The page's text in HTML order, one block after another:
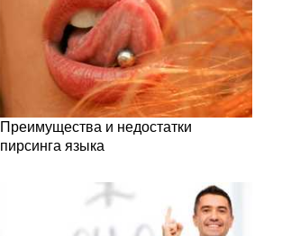
Преимущества и недостатки
пирсинга языка